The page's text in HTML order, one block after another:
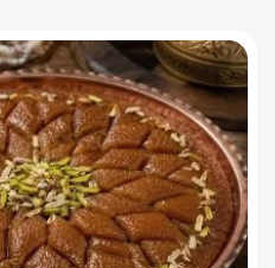
توصیه‌های مهم
14 مرداد 1405
طرز تهیه آلبالو
14 مرداد 1405